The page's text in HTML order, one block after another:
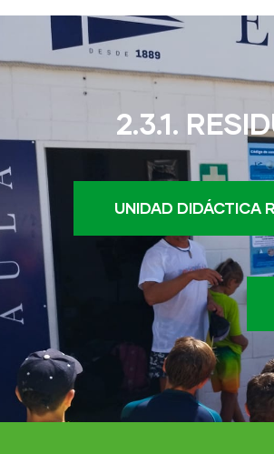
2.3.1.
UNIDAD DIDÁCTICA